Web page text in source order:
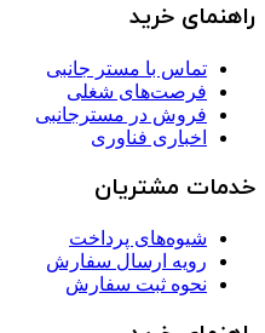
راهنمای خرید
تماس با مستر جانبی
فرصت‌های شغلی
فروش در مسترجانبی
اخباری فناوری
خدمات مشتریان
شیوه‌های پرداخت
رویه ارسال سفارش
نحوه ثبت سفارش